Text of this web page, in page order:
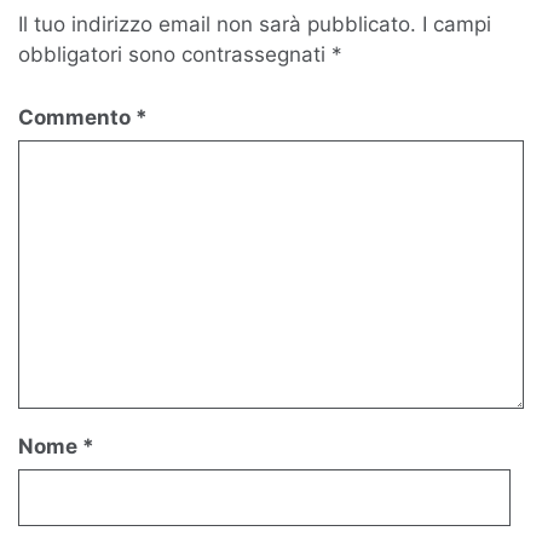
Il tuo indirizzo email non sarà pubblicato. I campi
obbligatori sono contrassegnati *
Commento *
Nome *